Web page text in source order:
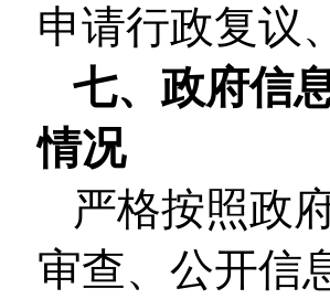
申请行政复议
七、政府信
情况
严格按照政
审查、公开信